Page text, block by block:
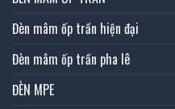
Đèn mâm ốp trần hiện đại
Đèn mâm ốp trần pha lê
ĐÈN MPE